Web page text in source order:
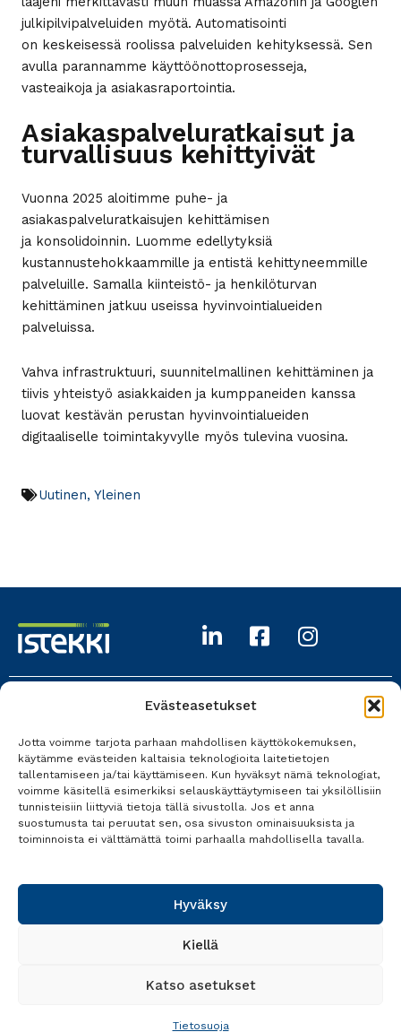
Evästeasetukset
Jotta voimme tarjota parhaan mahdollisen käyttökokemuksen,
käytämme evästeiden kaltaisia teknologioita laitetietojen
tallentamiseen ja/tai käyttämiseen. Kun hyväksyt nämä teknologiat,
voimme käsitellä esimerkiksi selauskäyttäytymiseen tai yksilöllisiin
tunnisteisiin liittyviä tietoja tällä sivustolla. Jos et anna
suostumusta tai peruutat sen, osa sivuston ominaisuuksista ja
toiminnoista ei välttämättä toimi parhaalla mahdollisella tavalla.
Hyväksy
Kiellä
Katso asetukset
Tietosuoja
julkipilvipalveluiden myötä. Automatisointi
on keskeisessä roolissa palveluiden kehityksessä. Sen
avulla parannamme käyttöönottoprosesseja,
vasteaikoja ja asiakasraportointia.
Asiakaspalveluratkaisut ja
turvallisuus kehittyivät
Vuonna 2025 aloitimme puhe- ja
asiakaspalveluratkaisujen kehittämisen
ja konsolidoinnin. Luomme edellytyksiä
kustannustehokkaammille ja entistä kehittyneemmille
palveluille. Samalla kiinteistö- ja henkilöturvan
kehittäminen jatkuu useissa hyvinvointialueiden
palveluissa.
Vahva infrastruktuuri, suunnitelmallinen kehittäminen ja
tiivis yhteistyö asiakkaiden ja kumppaneiden kanssa
luovat kestävän perustan hyvinvointialueiden
digitaaliselle toimintakyvylle myös tulevina vuosina.
Uutinen, Yleinen
017 618 0700
Kaikki yhteystiedot